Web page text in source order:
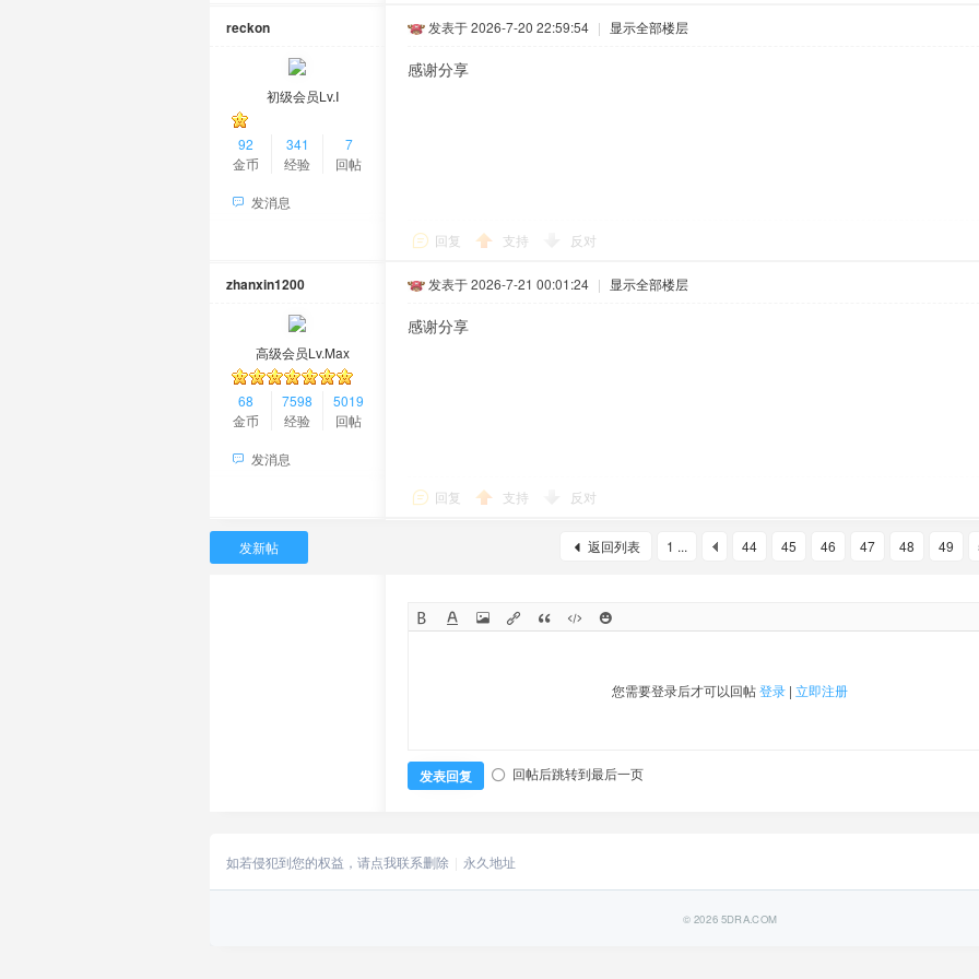
reckon
初级会员Lv.Ⅰ
92
金币
341
经验
7
回帖
发消息
发表于 2026-7-20 22:59:54 | 显示全部楼层
感谢分享
回复 支持 反对
zhanxin1200
高级会员Lv.Max
68
金币
7598
经验
5019
回帖
发消息
发表于 2026-7-21 00:01:24 | 显示全部楼层
感谢分享
回复 支持 反对
1 ... 44 45 46 47 48 49
返回列表
发新帖
您需要登录后才可以回帖登录| 立即注册
发表回复 回帖后跳转到最后一页
如若侵犯到您的权益，请点我联系删除 永久地址
© 2026 5DRA.COM